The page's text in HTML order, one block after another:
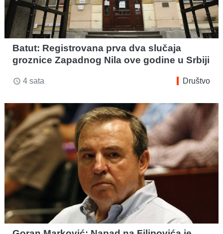
Batut: Registrovana prva dva slučaja
groznice Zapadnog Nila ove godine u Srbiji
access_time 4 sata Društvo